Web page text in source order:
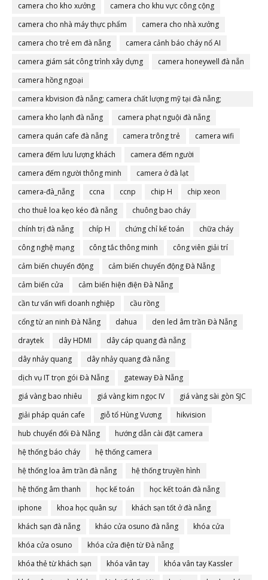
camera cho kho xưởng
camera cho khu vực công cộng
camera cho nhà máy thực phẩm
camera cho nhà xưởng
camera cho trẻ em đà nẵng
camera cảnh báo cháy nổ AI
camera giám sát công trình xây dựng
camera honeywell đà nẵn
camera hồng ngoại
camera kbvision đà nẵng; camera chất lượng mỹ tại đà nẵng;
camera đà nẵng
camera kho lạnh đà nẵng
camera phạt nguội đà nẵng
camera quán cafe đà nẵng
camera trông trẻ
camera wifi
camera đếm lưu lượng khách
camera đếm người
camera đếm người thông minh
camera ở đà lạt
camera-đà_nẵng
ccna ccnp chip H
chip xeon
cho thuê loa kẹo kéo đà nẵng
chuông bao cháy
chính trị đà nẵng
chíp H chứng chỉ kế toán
chữa cháy
công nghệ mạng
công tắc thông minh
công viên giải trí
cảm biến chuyển động
cảm biến chuyển động Đà Nẵng
cảm biến cửa
cảm biến hiện điện Đà Nẵng
cần tư vấn wifi doanh nghiệp
cầu rồng
cổng từ an ninh Đà Nẵng
dahua
den led âm trần Đà Nẵng
draytek
dây HDMI
dây cáp quang đà nẵng
dây nhảy quang
dây nhảy quang đà nẵng
dịch vụ IT trọn gói Đà Nẵng
gateway Đà Nẵng
giá vàng bao nhiêu
giá vàng kim ngọc IV
giá vàng sài gòn SJC
giải pháp quán cafe
giỗ tổ Hùng Vương
hikvision
hub chuyển đổi Đà Nẵng
hướng dẫn cài đặt camera
hệ thống báo cháy
hệ thống camera
hệ thống loa âm trần đà nẵng
hệ thống truyền hình
hệ thống âm thanh
học kế toán
học kết toán đà nẵng
iphone
khoa học quân sự
khách sạn tốt ở đà nẵng
khách sạn đà nẵng
kháo cửa osuno đà nẵng
khóa cửa
khóa cửa osuno
khóa cửa điện từ Đà nẵng
khóa thẻ từ khách sạn
khóa vân tay
khóa vân tay Kassler